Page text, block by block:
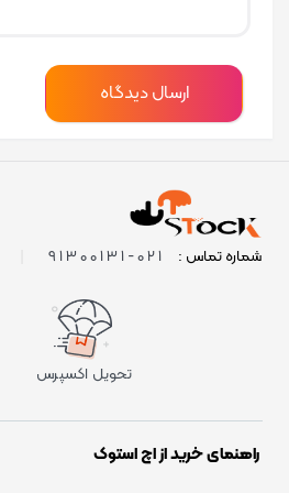
شماره تماس : 021-91300131
تحویل اکسپرس
راهنمای خرید از اچ استوک